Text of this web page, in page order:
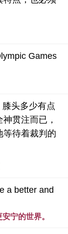
Games
头多少有点
贯注而已，
等待着裁判的
a better and
宁的世界。